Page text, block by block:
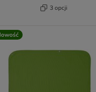
3 opcji